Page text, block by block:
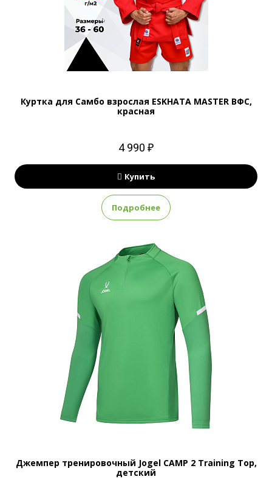
Куртка для Самбо взрослая ESKHATA MASTER ВФС,
красная
4 990 ₽
Купить
Подробнее
Джемпер тренировочный Jogel CAMP 2 Training Top,
детский